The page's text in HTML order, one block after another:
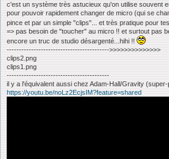
c'est un système très astucieux qu'on utilise souvent
pour pouvoir rapidement changer de micro (qui se
pince et par un simple "clips"... et très pratique pour
=> pas besoin de "toucher" au micro !! et surtout pas
encore un truc de studio désargenté...hihi !!
------------------------------------------>>>>>>>>>>>>>>
clips2.png
clips1.png
------------------------------------------
il y a l'équivalent aussi chez Adam-Hall/Gravity
https://youtu.be/noLz2EcjsIM?feature=shared